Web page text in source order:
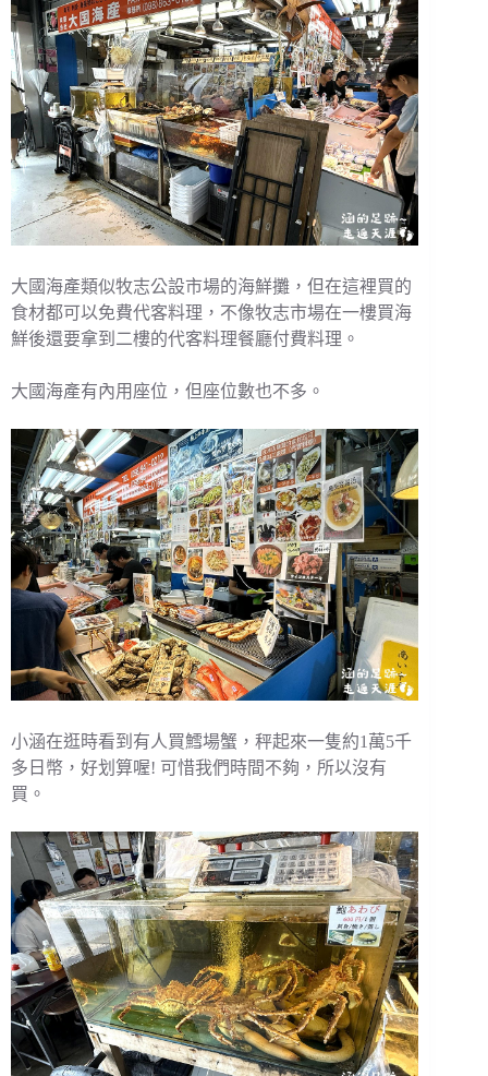
大國海產類似牧志公設市場的海鮮攤，但在這裡買的
食材都可以免費代客料理，不像牧志市場在一樓買海
鮮後還要拿到二樓的代客料理餐廳付費料理。
大國海產有內用座位，但座位數也不多。
小涵在逛時看到有人買鱈場蟹，秤起來一隻約1萬5千
多日幣，好划算喔! 可惜我們時間不夠，所以沒有
買。